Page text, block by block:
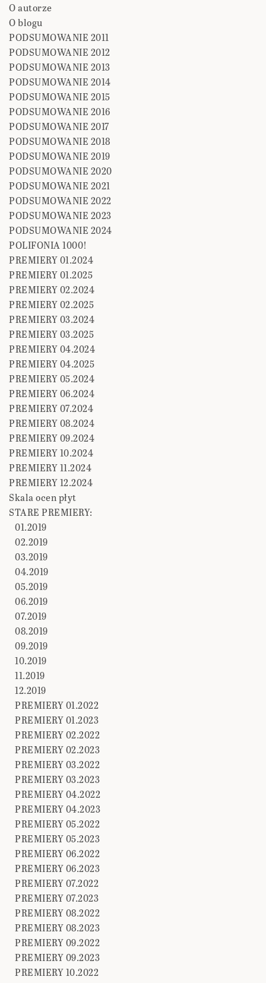
O autorze
O blogu
PODSUMOWANIE 2011
PODSUMOWANIE 2012
PODSUMOWANIE 2013
PODSUMOWANIE 2014
PODSUMOWANIE 2015
PODSUMOWANIE 2016
PODSUMOWANIE 2017
PODSUMOWANIE 2018
PODSUMOWANIE 2019
PODSUMOWANIE 2020
PODSUMOWANIE 2021
PODSUMOWANIE 2022
PODSUMOWANIE 2023
PODSUMOWANIE 2024
POLIFONIA 1000!
PREMIERY 01.2024
PREMIERY 01.2025
PREMIERY 02.2024
PREMIERY 02.2025
PREMIERY 03.2024
PREMIERY 03.2025
PREMIERY 04.2024
PREMIERY 04.2025
PREMIERY 05.2024
PREMIERY 06.2024
PREMIERY 07.2024
PREMIERY 08.2024
PREMIERY 09.2024
PREMIERY 10.2024
PREMIERY 11.2024
PREMIERY 12.2024
Skala ocen płyt
STARE PREMIERY:
01.2019
02.2019
03.2019
04.2019
05.2019
06.2019
07.2019
08.2019
09.2019
10.2019
11.2019
12.2019
PREMIERY 01.2022
PREMIERY 01.2023
PREMIERY 02.2022
PREMIERY 02.2023
PREMIERY 03.2022
PREMIERY 03.2023
PREMIERY 04.2022
PREMIERY 04.2023
PREMIERY 05.2022
PREMIERY 05.2023
PREMIERY 06.2022
PREMIERY 06.2023
PREMIERY 07.2022
PREMIERY 07.2023
PREMIERY 08.2022
PREMIERY 08.2023
PREMIERY 09.2022
PREMIERY 09.2023
PREMIERY 10.2022